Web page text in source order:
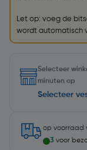
Let op: voeg de
wordt automatisch
Selecteer
minuten op
Selecteer
op voorraad
3 voor